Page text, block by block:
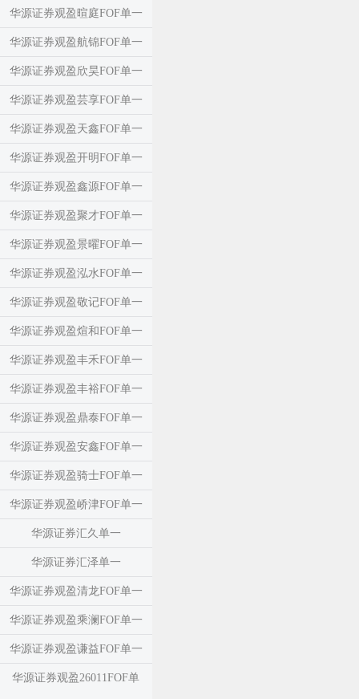
华源证券观盈暄庭FOF单一
华源证券观盈航锦FOF单一
华源证券观盈欣昊FOF单一
华源证券观盈芸享FOF单一
华源证券观盈天鑫FOF单一
华源证券观盈开明FOF单一
华源证券观盈鑫源FOF单一
华源证券观盈聚才FOF单一
华源证券观盈景曜FOF单一
华源证券观盈泓水FOF单一
华源证券观盈敬记FOF单一
华源证券观盈煊和FOF单一
华源证券观盈丰禾FOF单一
华源证券观盈丰裕FOF单一
华源证券观盈鼎泰FOF单一
华源证券观盈安鑫FOF单一
华源证券观盈骑士FOF单一
华源证券观盈峤津FOF单一
华源证券汇久单一
华源证券汇泽单一
华源证券观盈清龙FOF单一
华源证券观盈乘澜FOF单一
华源证券观盈谦益FOF单一
华源证券观盈26011FOF单